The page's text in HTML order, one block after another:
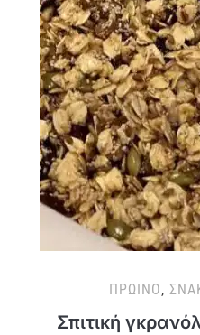
ΠΡΩΙΝΌ,
Σπιτική